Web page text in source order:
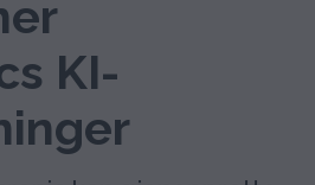
KI-